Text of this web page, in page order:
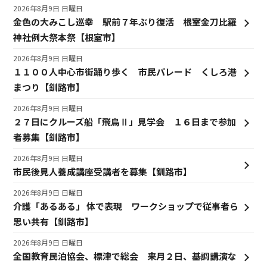
金色の大みこし巡幸 駅前７年ぶり復活 根室金刀比羅
神社例大祭本祭【根室市】
2026年8月9日 日曜日
１１００人中心市街踊り歩く 市民パレード くしろ港
まつり【釧路市】
2026年8月9日 日曜日
２７日にクルーズ船「飛鳥Ⅱ」見学会 １６日まで参加
者募集【釧路市】
2026年8月9日 日曜日
市民後見人養成講座受講者を募集【釧路市】
2026年8月9日 日曜日
介護「あるある」 体で表現 ワークショップで従事者ら
思い共有【釧路市】
2026年8月9日 日曜日
全国教育民泊協会、標津で総会 来月２日、基調講演な
2026年8月9日 日曜日